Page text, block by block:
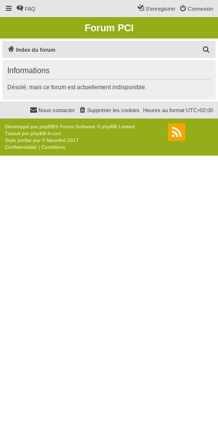
FAQ Connexion
S’enregistrer
Forum PCI
Index du forum
r
c
r
Informations
Désolé, mais ce forum est actuellement indisponible.
Heures au format UTC+02:00
Supprimer les cookies
Nous contacter
Développé parphpBB® Forum Software © phpBB Limited
Traduit parphpBB-fr.com
Style proflat par ©Mazeltof 2017
Confidentialité | Conditions